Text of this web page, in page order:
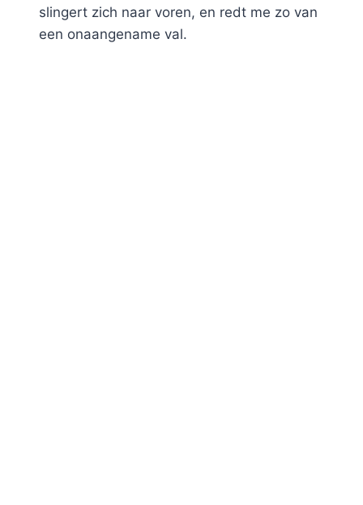
slingert zich naar voren, en redt me zo van
een onaangename val.